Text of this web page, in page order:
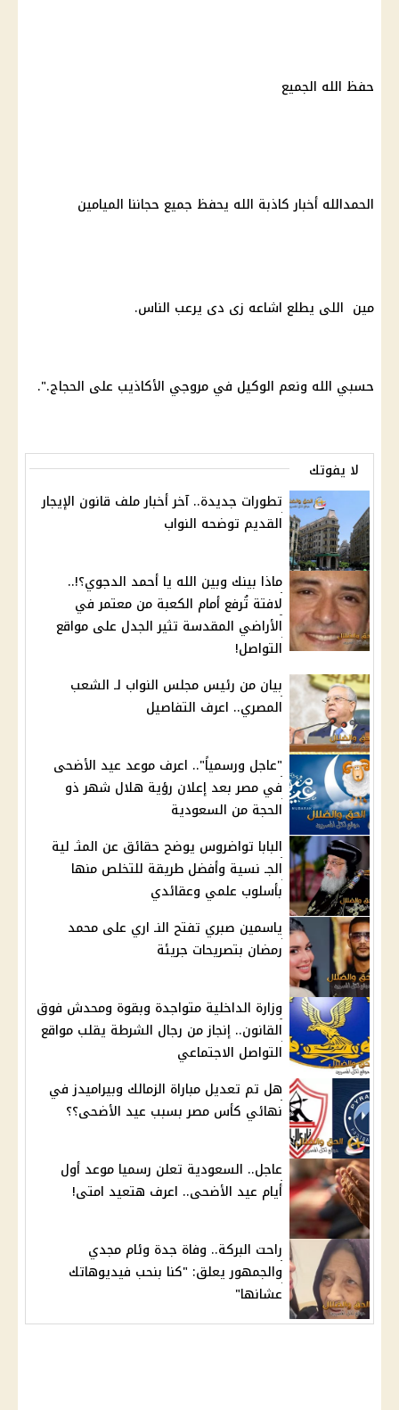
حفظ الله الجميع
الحمدالله أخبار كاذبة الله يحفظ جميع حجاننا الميامين
مين اللى يطلع اشاعه زى دى يرعب الناس.
حسبي الله ونعم الوكيل في مروجي الأكاذيب على الحجاج.".
لا يفوتك
تطورات جديدة.. آخر أخبار ملف قانون الإيجار
القديم توضحه النواب
ماذا بينك وبين الله يا أحمد الدجوي؟!..
لافتة تُرفع أمام الكعبة من معتمر في
الأراضي المقدسة تثير الجدل على مواقع
التواصل!
بيان من رئيس مجلس النواب لـ الشعب
المصري.. اعرف التفاصيل
"عاجل ورسمياً".. اعرف موعد عيد الأضحى
في مصر بعد إعلان رؤية هلال شهر ذو
الحجة من السعودية
البابا تواضروس يوضح حقائق عن المثـ لية
الجـ نسية وأفضل طريقة للتخلص منها
بأسلوب علمي وعقائدي
ياسمين صبري تفتح النـ اري على محمد
رمضان بتصريحات جريئة
وزارة الداخلية متواجدة وبقوة ومحدش فوق
القانون.. إنجاز من رجال الشرطة يقلب مواقع
التواصل الاجتماعي
هل تم تعديل مباراة الزمالك وبيراميدز في
نهائي كأس مصر بسبب عيد الأضحى؟؟
عاجل.. السعودية تعلن رسميا موعد أول
أيام عيد الأضحى.. اعرف هتعيد امتى!
راحت البركة.. وفاة جدة وئام مجدي
والجمهور يعلق: "كنا بنحب فيديوهاتك
عشانها"